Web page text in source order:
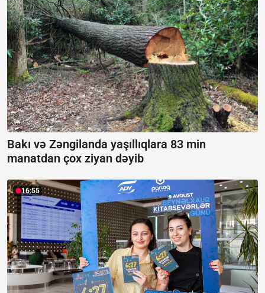
Bakı və Zəngilanda yaşıllıqlara 83 min
manatdan çox ziyan dəyib
16:55